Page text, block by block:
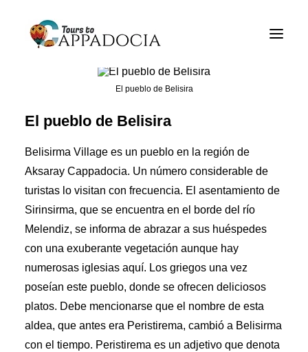
Tours de Cappadocia
Paquetes de Cappadocia
Sobre
Contacto
El pueblo de Belisira
El pueblo de Belisira
Belisirma Village es un pueblo en la región de
Aksaray Cappadocia. Un número considerable de
turistas lo visitan con frecuencia. El asentamiento de
Sirinsirma, que se encuentra en el borde del río
Melendiz, se informa de abrazar a sus huéspedes
con una exuberante vegetación aunque hay
numerosas iglesias aquí. Los griegos una vez
poseían este pueblo, donde se ofrecen deliciosos
platos. Debe mencionarse que el nombre de esta
aldea, que antes era Peristirema, cambió a Belisirma
con el tiempo. Peristirema es un adjetivo que denota